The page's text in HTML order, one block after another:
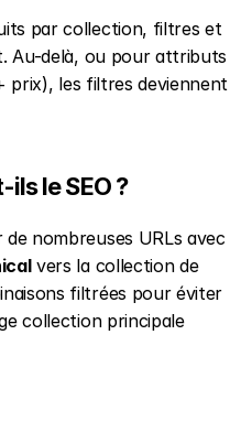
par collection, filtres et
Au-delà, ou pour attributs
prix), les filtres deviennent
le SEO ?
nombreuses URLs avec
vers la collection de
filtrées pour éviter
collection principale